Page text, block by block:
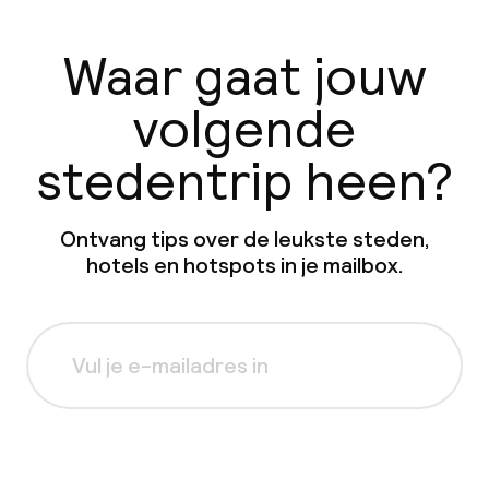
Waar gaat jouw
volgende
stedentrip heen?
Ontvang tips over de leukste steden,
hotels en hotspots in je mailbox.